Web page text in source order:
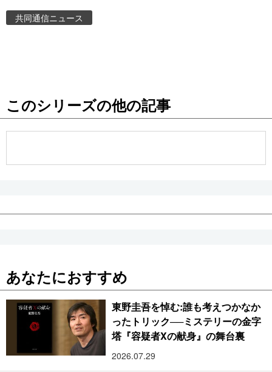
お知らせ
共同通信ニュース
このシリーズの他の記事
あなたにおすすめ
東野圭吾を悼む:誰も考えつかなか
ったトリック──ミステリーの金字
塔『容疑者Xの献身』の舞台裏
2026.07.29